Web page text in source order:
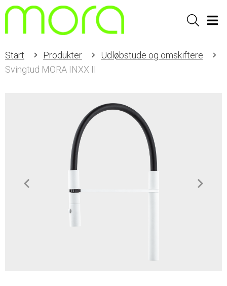
Sök
Start Produkter
Udløbstude og omskiftere
Svingtud MORA INXX II